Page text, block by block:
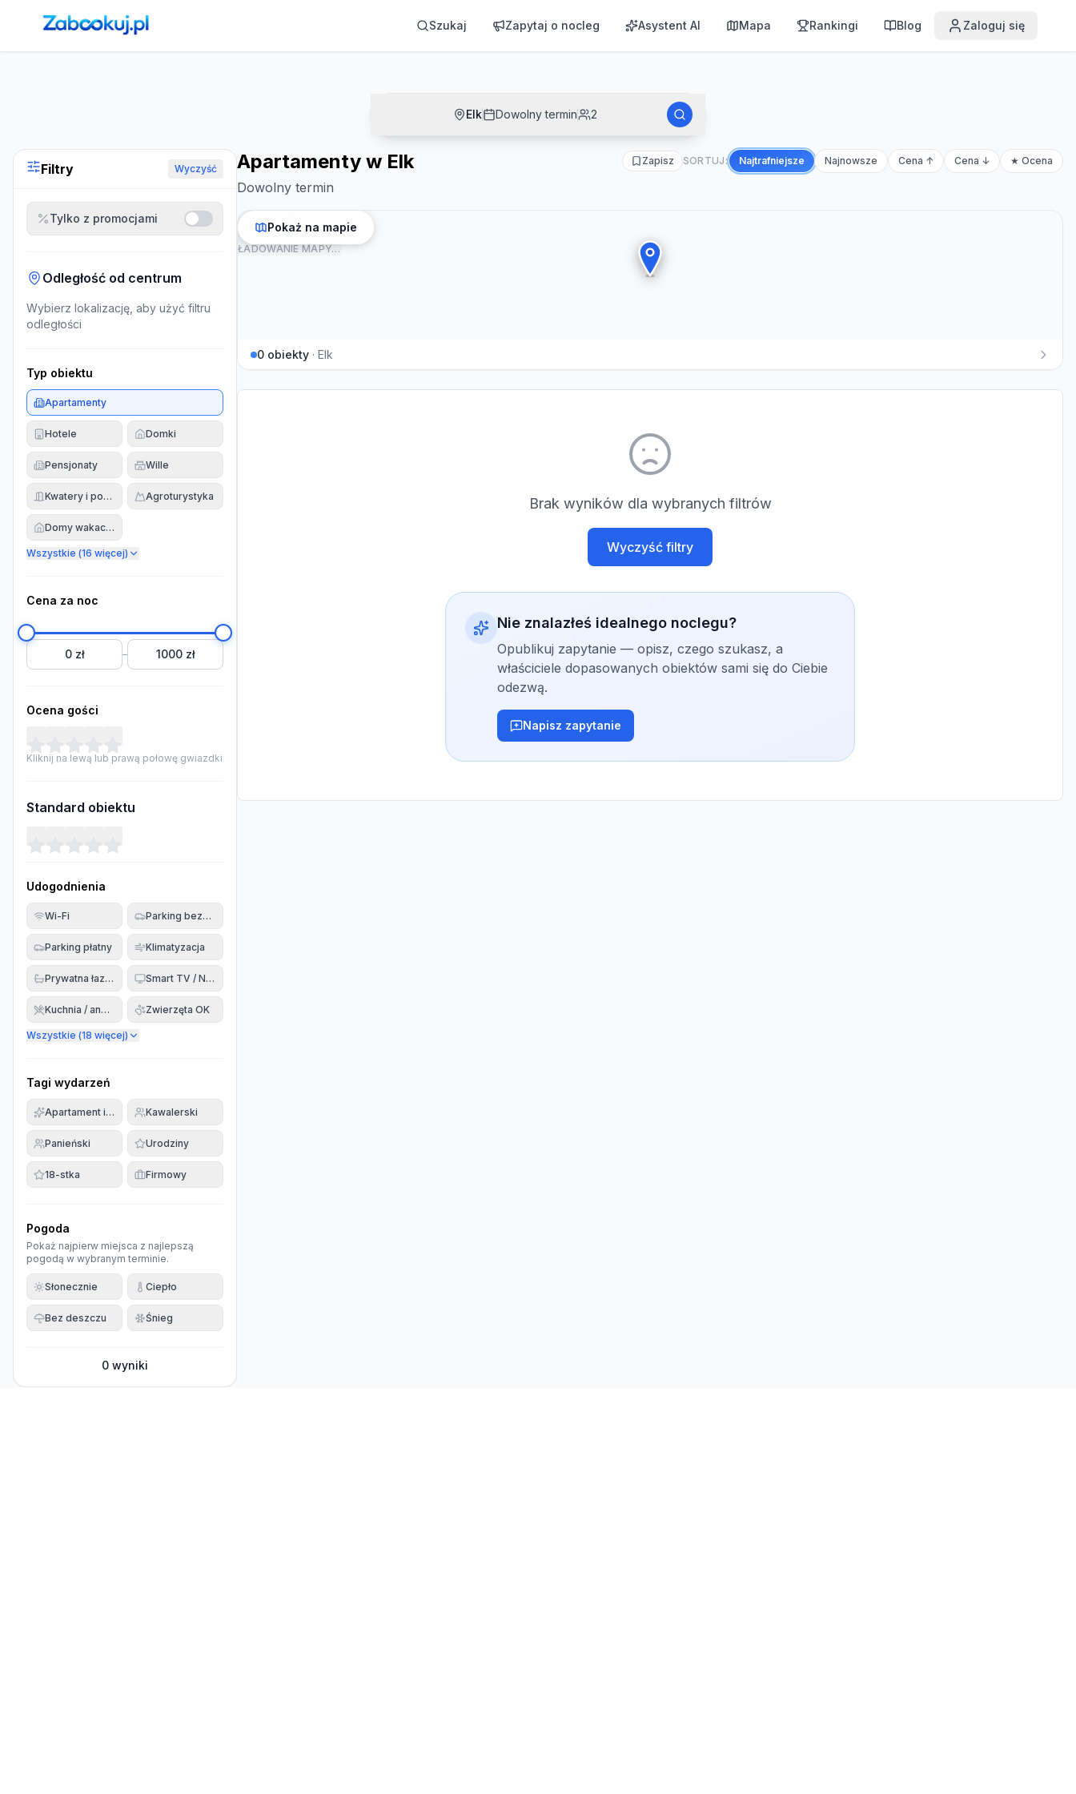
Strona główna ›Noclegi Szukaj Zapytaj o nocleg Asystent AI Mapa Rankingi Blog Zaloguj się
Elk Dowolny termin 2
Filtry Wyczyść
Tylko z promocjami
Odległość od centrum
Wybierz lokalizację, aby użyć filtru
odległości
Typ obiektu
Apartamenty
Hotele Domki
Pensjonaty Wille
Kwatery i pokoje Agroturystyka
Domy wakacyjne
Wszystkie (16 więcej)
Cena za noc
0 zł – 1000 zł
Ocena gości
Kliknij na lewą lub prawą połowę gwiazdki
Standard obiektu
Udogodnienia
Wi-Fi Parking bezpłatny
Parking płatny Klimatyzacja
Prywatna łazienka Smart TV / Netflix
Kuchnia / aneks Zwierzęta OK
Wszystkie (18 więcej)
Tagi wydarzeń
Apartament imprezowyKawalerski
Panieński Urodziny
18-stka Firmowy
Pogoda
Pokaż najpierw miejsca z najlepszą
pogodą w wybranym terminie.
Słonecznie Ciepło
Bez deszczu Śnieg
0 wyniki
Apartamenty w Elk
Dowolny termin
Zapisz SORTUJ: Najtrafniejsze Najnowsze Cena ↑ Cena ↓ ★ Ocena
ŁADOWANIE MAPY…
Pokaż na mapie
0 obiekty · Elk
Brak wyników dla wybranych filtrów
Wyczyść filtry
Nie znalazłeś idealnego noclegu?
Opublikuj zapytanie — opisz, czego szukasz, a
właściciele dopasowanych obiektów sami się do Ciebie
odezwą.
Napisz zapytanie